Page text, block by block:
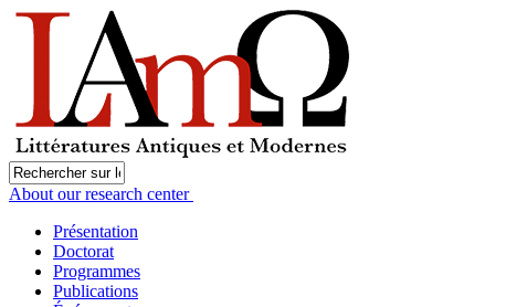
About our research center
Présentation
Doctorat
Programmes
Publications